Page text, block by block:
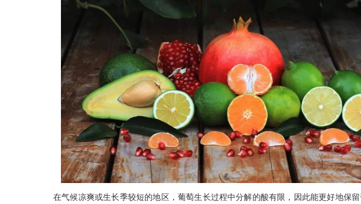
在气候凉爽或生长季较短的地区，葡萄生长过程中分解的酸有限，因此能更好地保